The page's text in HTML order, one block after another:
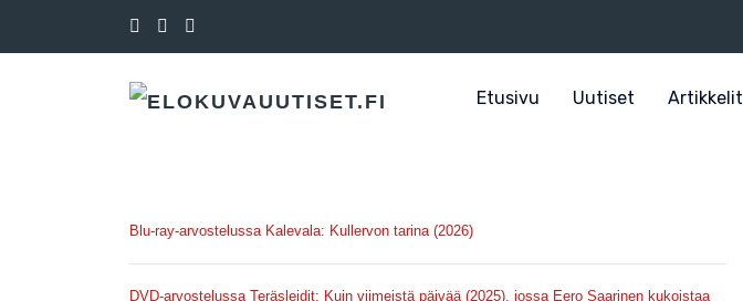
Etusivu Uutiset Artikkelit
Blu-ray-arvostelussa Kalevala: Kullervon tarina (2026)
DVD-arvostelussa Teräsleidit: Kuin viimeistä päivää (2025), jossa Eero Saarinen kukoistaa